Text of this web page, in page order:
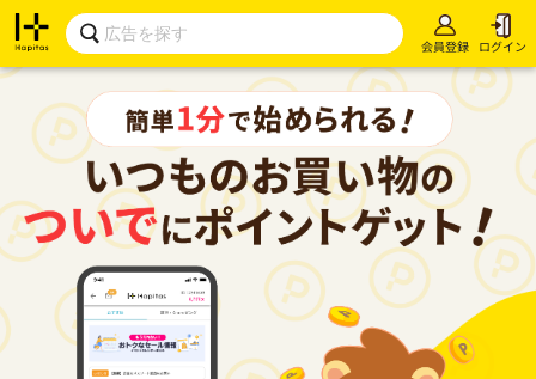
会員登録 ログイン